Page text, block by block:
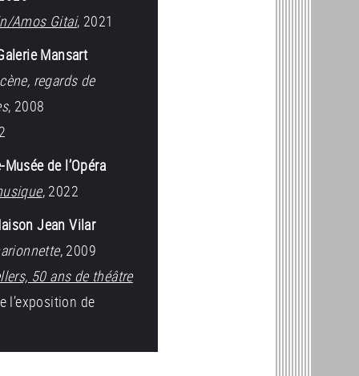
Amos Gitai, 2021
Mansart
regards de
, 2008
de l’Opéra
, 2022
Jean Vilar
, 2009
50 ans de théâtre
l’exposition de